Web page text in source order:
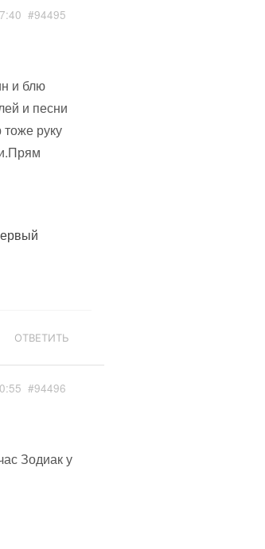
#94495
и блю
и песни
руку
ОТВЕТИТЬ
#94496
Зодиак у